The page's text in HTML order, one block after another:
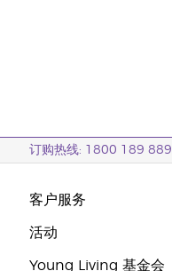
订购热线: 1800 189 889
客户服务
活动
Young Living 基金会